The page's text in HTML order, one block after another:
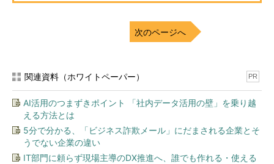
http://www.samspade.org/s
INetQuery 2005
http://www.atrium-
A-ToolBar
次のページへ
関連資料（ホワイトペーパー） PR
AI活用のつまずきポイント 「社内データ活用の壁」を乗り越
える方法とは
5分で分かる、「ビジネス詐欺メール」にだまされる企業とそ
うでない企業の違い
IT部門に頼らず現場主導のDX推進へ、誰でも作れる・使える